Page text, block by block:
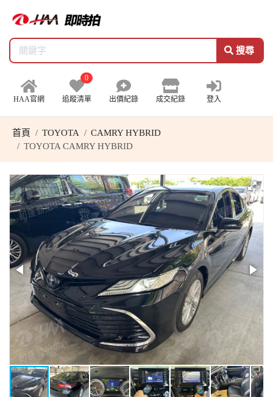
搜尋
HAA官網
0
追蹤清單 出價紀錄 成交紀錄 登入
首頁 TOYOTA
CAMRY HYBRID
TOYOTA CAMRY HYBRID